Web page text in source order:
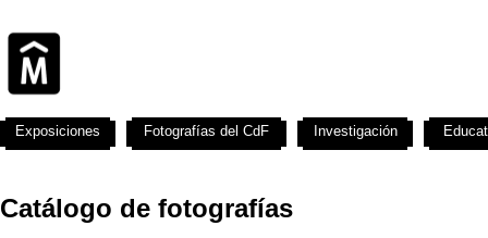
Catálogo de fotografías
Exposiciones Fotografías del CdF Investigación